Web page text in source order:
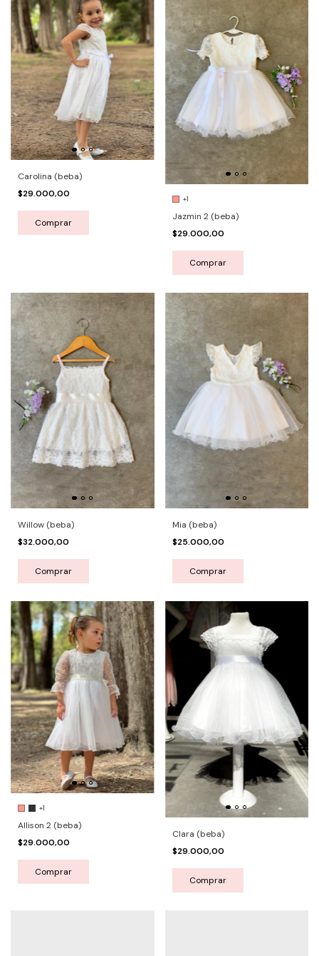
Carolina (beba)
$29.000,00
Comprar
+1
Jazmin 2 (beba)
$29.000,00
Comprar
Willow (beba)
$32.000,00
Comprar
Mia (beba)
$25.000,00
Comprar
+1
Allison 2 (beba)
$29.000,00
Comprar
Clara (beba)
$29.000,00
Comprar